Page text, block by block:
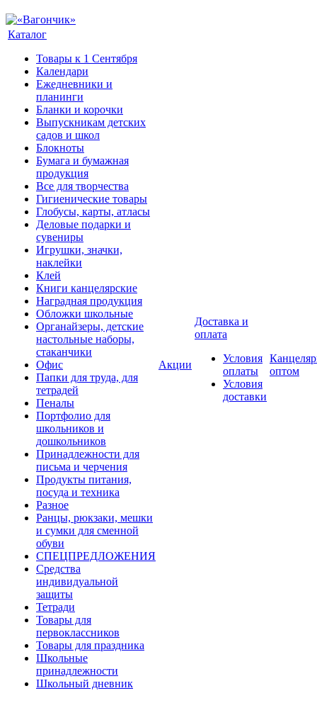
Каталог
Товары к 1 Сентября
Календари
Ежедневники и
планинги
Бланки и корочки
Выпускникам детских
садов и школ
Блокноты
Бумага и бумажная
продукция
Все для творчества
Гигиенические товары
Глобусы, карты, атласы
Деловые подарки и
сувениры
Игрушки, значки,
наклейки
Клей
Книги канцелярские
Наградная продукция
Обложки школьные
Органайзеры, детские
настольные наборы,
стаканчики
Офис
Папки для труда, для
тетрадей
Пеналы
Портфолио для
школьников и
дошкольников
Принадлежности для
письма и черчения
Продукты питания,
посуда и техника
Разное
Ранцы, рюкзаки, мешки
и сумки для сменной
обуви
СПЕЦПРЕДЛОЖЕНИЯ
Средства
индивидуальной
защиты
Тетради
Товары для
первоклассников
Товары для праздника
Школьные
принадлежности
Школьный дневник
Акции
Доставка и
оплата
Условия
оплаты
Условия
доставки
оптом